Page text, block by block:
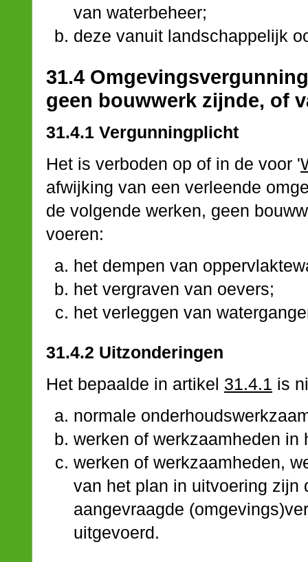
van waterbeheer;
deze vanuit landschappelijk
31.4
geen bouwwerk zijnde, of
31.4.1 Vergunningplicht
Het is verboden op of in de voor '
afwijking van een verleende
de volgende werken, geen
voeren:
het dempen van
het vergraven van oevers;
het verleggen van
31.4.2 Uitzonderingen
Het bepaalde in artikel 31.4.1 is
normale
werken of werkzaamheden in
werken of werkzaamheden,
van het plan in uitvoering zijn
aangevraagde
uitgevoerd.